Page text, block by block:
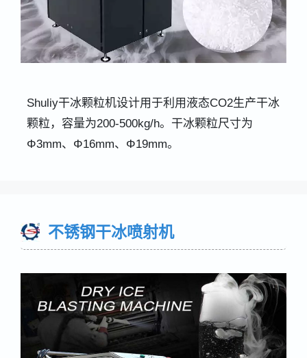
Shuliy干冰颗粒机设计用于利用液态CO2生产干冰
颗粒，容量为200-500kg/h。干冰颗粒尺寸为
Φ3mm、Φ16mm、Φ19mm。
不锈钢干冰喷射机